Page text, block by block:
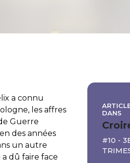
a connu
les affres
Guerre
des années
un autre
dû faire face
DANS
#10 -